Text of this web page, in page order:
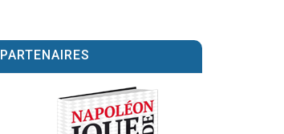
PARTENAIRES